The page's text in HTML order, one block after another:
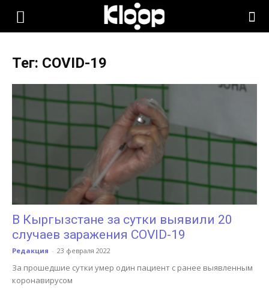
KLOOP.KG
Новости
Кыргызстана
Тег: COVID-19
В Кыргызстане за сутки выявили 20
случаев заражения COVID-19
Редакция - 23 февраля 2022
За прошедшие сутки умер один пациент с ранее выявленным
коронавирусом